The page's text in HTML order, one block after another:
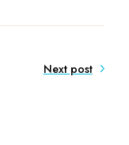
Next post